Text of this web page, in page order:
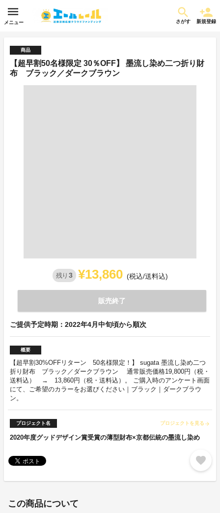
メニュー さがす 新規登録
商品
【超早割50名様限定 30％OFF】 墨流し染め二つ折り財
布 ブラック／ダークブラウン
残り 3 ¥13,860 (税込/送料込)
販売終了
ご提供予定時期：2022年4月中旬頃から順次
概要
【超早割30%OFFリターン 50名様限定！】 sugata 墨流し染め二つ
折り財布 ブラック／ダークブラウン 通常販売価格19,800円（税・
送料込） → 13,860円（税・送料込）。 ご購入時のアンケート画面
にて、ご希望のカラーをお選びください｜ブラック｜ダークブラウ
ン。
プロジェクト名 プロジェクトを見る arrow_forward
2020年度グッドデザイン賞受賞の薄型財布×京都伝統の墨流し染め
favorite
この商品について